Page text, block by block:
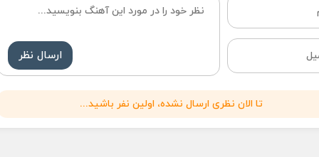
ارسال نظر
تا الان نظری ارسال نشده، اولین نفر باشید...